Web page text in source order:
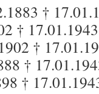
†
† 17.01.1943
†
†
†